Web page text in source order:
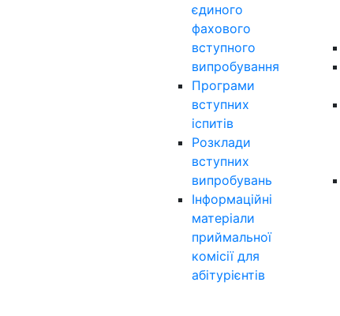
єдиного
фахового
вступного
випробування
Програми
вступних
іспитів
Розклади
вступних
випробувань
Інформаційні
матеріали
приймальної
комісії для
абітурієнтів